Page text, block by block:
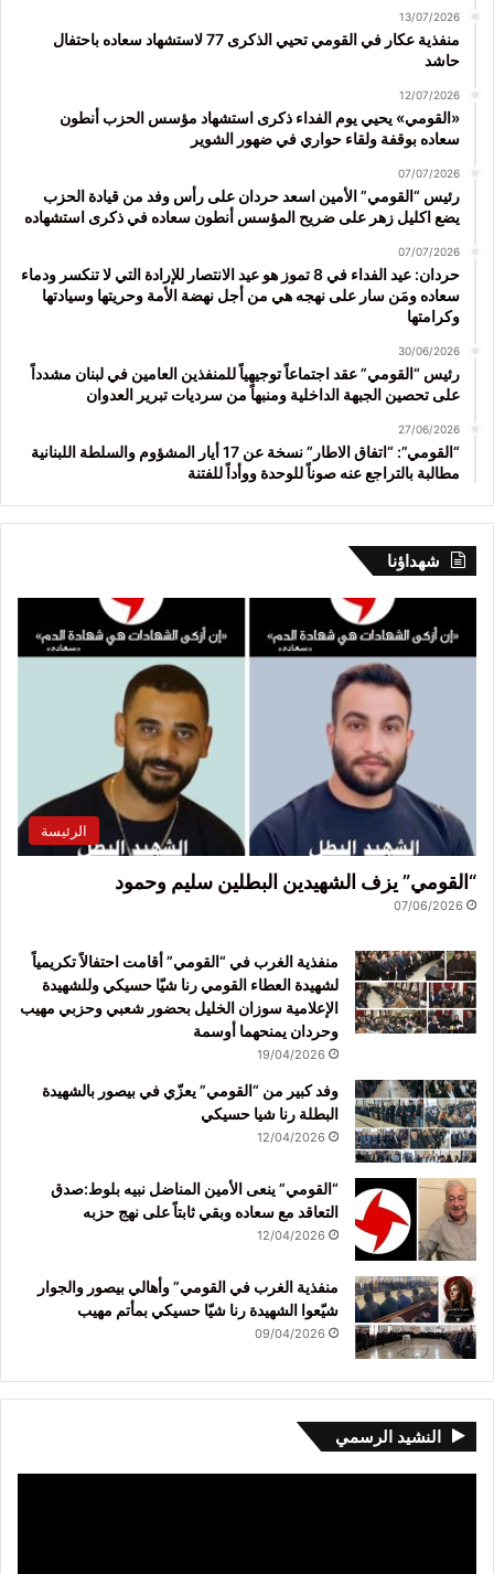
13/07/2026
منفذية عكار في القومي تحيي الذكرى 77 لاستشهاد سعاده باحتفال
حاشد
12/07/2026
«القومي» يحيي يوم الفداء ذكرى استشهاد مؤسس الحزب أنطون
سعاده بوقفة ولقاء حواري في ضهور الشوير
07/07/2026
رئيس “القومي” الأمين اسعد حردان على رأس وفد من قيادة الحزب
يضع اكليل زهر على ضريح المؤسس أنطون سعاده في ذكرى استشهاده
07/07/2026
حردان: عيد الفداء في 8 تموز هو عيد الانتصار للإرادة التي لا تنكسر ودماء
سعاده ومَن سار على نهجه هي من أجل نهضة الأمة وحريتها وسيادتها
وكرامتها
30/06/2026
رئيس “القومي” عقد اجتماعاً توجيهياً للمنفذين العامين في لبنان مشدداً
على تحصين الجبهة الداخلية ومنبهاً من سرديات تبرير العدوان
27/06/2026
“القومي”: “اتفاق الاطار” نسخة عن 17 أيار المشؤوم والسلطة اللبنانية
مطالبة بالتراجع عنه صوناً للوحدة ووأداً للفتنة
شهداؤنا
الرئيسة
“القومي” يزف الشهيدين البطلين سليم وحمود
07/06/2026
منفذية الغرب في “القومي” أقامت احتفالاً تكريمياً
لشهيدة العطاء القومي رنا شيّا حسيكي وللشهيدة
الإعلامية سوزان الخليل بحضور شعبي وحزبي مهيب
وحردان يمنحهما أوسمة
19/04/2026
وفد كبير من “القومي” يعزّي في بيصور بالشهيدة
البطلة رنا شيا حسيكي
12/04/2026
“القومي” ينعى الأمين المناضل نبيه بلوط:صدق
التعاقد مع سعاده وبقي ثابتاً على نهج حزبه
12/04/2026
منفذية الغرب في القومي” وأهالي بيصور والجوار
شيّعوا الشهيدة رنا شيّا حسيكي بمأتم مهيب
09/04/2026
النشيد الرسمي